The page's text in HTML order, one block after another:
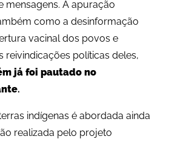
mensagens. A apuração
como a desinformação
vacinal dos povos e
reivindicações políticas deles,
já foi pautado no
.
indígenas é abordada ainda
realizada pelo projeto